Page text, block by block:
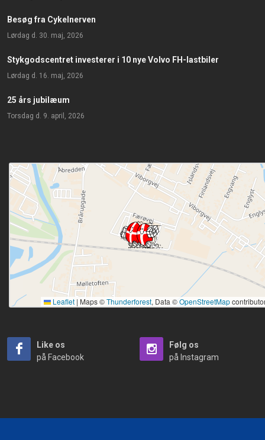
Besøg fra Cykelnerven
lørdag d. 30. maj, 2026
Stykgodscentret investerer i 10 nye Volvo FH-lastbiler
lørdag d. 16. maj, 2026
25 års jubilæum
torsdag d. 9. april, 2026
Leaflet | Maps ©Thunderforest, Data ©OpenStreetMap
Like os
på Facebook
Følg os
på Instagram